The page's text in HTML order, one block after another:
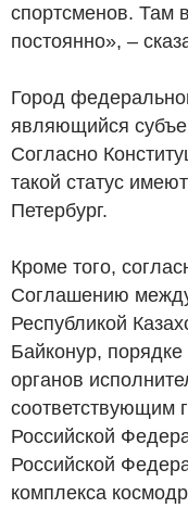
спортсменов. Там
постоянно», –
Город
являющийся
Согласно
такой статус
Петербург.
Кроме того,
Соглашению
Республикой
Байконур,
органов
соответствующим
Российской
Российской
комплекса